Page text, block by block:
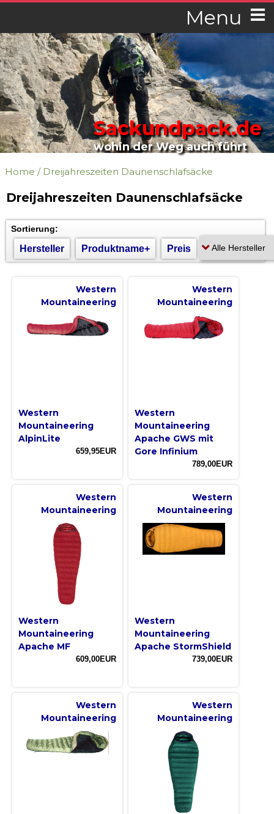
Menu
Sackundpack.de
wohin der Weg auch führt
Home / Dreijahreszeiten Daunenschlafsäcke
Dreijahreszeiten Daunenschlafsäcke
Sortierung:
Hersteller Produktname+ Preis
Western
Mountaineering
Western
Mountaineering
AlpinLite
659,95EUR
Western
Mountaineering
Western
Mountaineering
Apache GWS mit
Gore Infinium
789,00EUR
Western
Mountaineering
Western
Mountaineering
Apache MF
609,00EUR
Western
Mountaineering
Western
Mountaineering
Apache StormShield
739,00EUR
Western
Mountaineering
Western
Mountaineering